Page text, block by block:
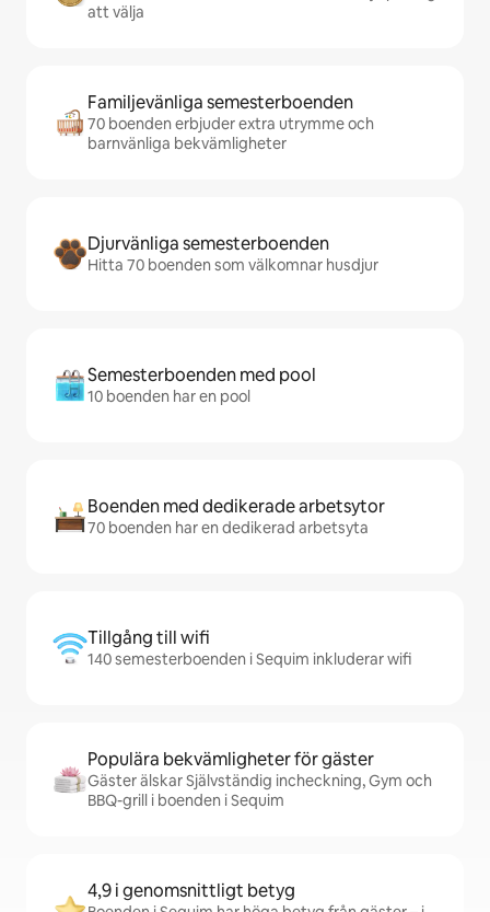
att välja
Familjevänliga semesterboenden
70 boenden erbjuder extra utrymme och
barnvänliga bekvämligheter
Djurvänliga semesterboenden
Hitta 70 boenden som välkomnar husdjur
Semesterboenden med pool
10 boenden har en pool
Boenden med dedikerade arbetsytor
70 boenden har en dedikerad arbetsyta
Tillgång till wifi
140 semesterboenden i Sequim inkluderar wifi
Populära bekvämligheter för gäster
Gäster älskar Självständig incheckning, Gym och
BBQ-grill i boenden i Sequim
4,9 i genomsnittligt betyg